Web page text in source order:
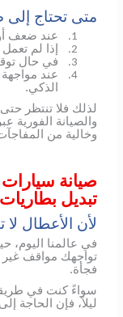
متى تحتاج إلى
1. عند ضعف أو
2. إذا لم
3. في حال
4.
عند
الذكي.
لذلك فلا تنتظر
والصيانة الفورية
وخالية من
تبديل
لأن الأعطال
في عالمنا اليوم،
تواجهك مواقف
فجأة.
سواءً كنت في
ليلاً، فإن الحاجة